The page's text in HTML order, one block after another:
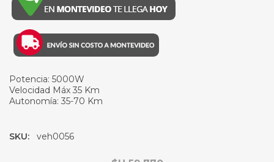
Potencia: 5000W
Velocidad Máx 35 Km
Autonomía: 35-70 Km
SKU: veh0056